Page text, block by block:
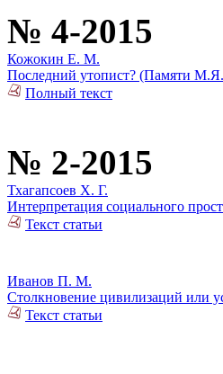
№ 4-2015
Кожокин Е. М.
Последний утопист? (Памяти
Полный текст
№ 2-2015
Тхагапсоев Х. Г.
Интерпретация социального
Текст статьи
Иванов П. М.
Столкновение цивилизаций или
Текст статьи